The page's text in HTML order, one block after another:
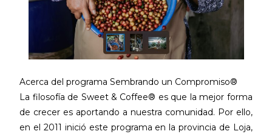
Acerca del programa Sembrando un Compromiso®
La filosofía de Sweet & Coffee® es que la mejor forma
de crecer es aportando a nuestra comunidad. Por ello,
en el 2011 inició este programa en la provincia de Loja,